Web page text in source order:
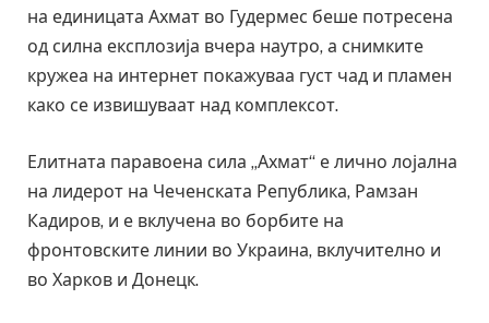
на единицата Ахмат во Гудермес беше потресена
од силна експлозија вчера наутро, а снимките
кружеа на интернет покажуваа густ чад и пламен
како се извишуваат над комплексот.
Елитната паравоена сила „Ахмат“ е лично лојална
на лидерот на Чеченската Република, Рамзан
Кадиров, и е вклучена во борбите на
фронтовските линии во Украина, вклучително и
во Харков и Донецк.